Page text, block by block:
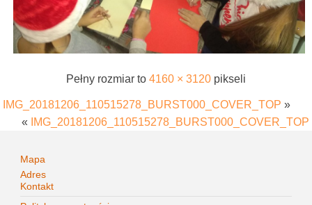
Pełny rozmiar to 4160 × 3120 pikseli
IMG_20181206_110515278_BURST000_COVER_TOP »
«
IMG_20181206_110515278_BURST000_COVER_TOP
Mapa
Adres
Kontakt